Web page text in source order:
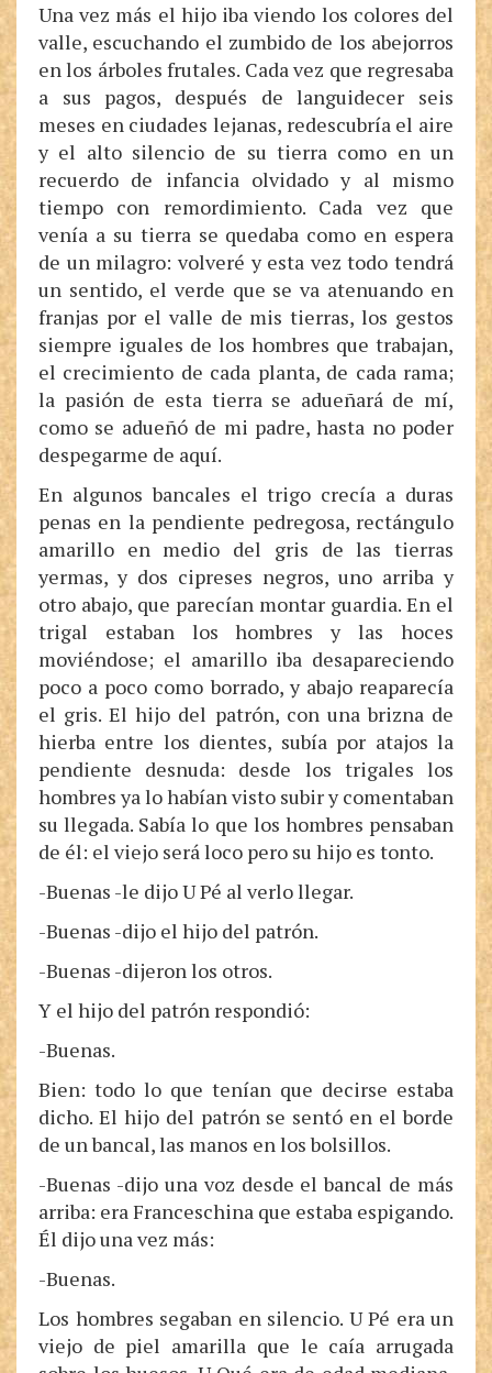
Una vez más el hijo iba viendo los colores del
valle, escuchando el zumbido de los abejorros
en los árboles frutales. Cada vez que regresaba
a sus pagos, después de languidecer seis
meses en ciudades lejanas, redescubría el aire
y el alto silencio de su tierra como en un
recuerdo de infancia olvidado y al mismo
tiempo con remordimiento. Cada vez que
venía a su tierra se quedaba como en espera
de un milagro: volveré y esta vez todo tendrá
un sentido, el verde que se va atenuando en
franjas por el valle de mis tierras, los gestos
siempre iguales de los hombres que trabajan,
el crecimiento de cada planta, de cada rama;
la pasión de esta tierra se adueñará de mí,
como se adueñó de mi padre, hasta no poder
despegarme de aquí.
En algunos bancales el trigo crecía a duras
penas en la pendiente pedregosa, rectángulo
amarillo en medio del gris de las tierras
yermas, y dos cipreses negros, uno arriba y
otro abajo, que parecían montar guardia. En el
trigal estaban los hombres y las hoces
moviéndose; el amarillo iba desapareciendo
poco a poco como borrado, y abajo reaparecía
el gris. El hijo del patrón, con una brizna de
hierba entre los dientes, subía por atajos la
pendiente desnuda: desde los trigales los
hombres ya lo habían visto subir y comentaban
su llegada. Sabía lo que los hombres pensaban
de él: el viejo será loco pero su hijo es tonto.
-Buenas -le dijo U Pé al verlo llegar.
-Buenas -dijo el hijo del patrón.
-Buenas -dijeron los otros.
Y el hijo del patrón respondió:
-Buenas.
Bien: todo lo que tenían que decirse estaba
dicho. El hijo del patrón se sentó en el borde
de un bancal, las manos en los bolsillos.
-Buenas -dijo una voz desde el bancal de más
arriba: era Franceschina que estaba espigando.
Él dijo una vez más:
-Buenas.
Los hombres segaban en silencio. U Pé era un
viejo de piel amarilla que le caía arrugada